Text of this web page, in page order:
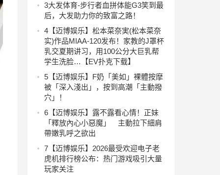
3大发体育-步行者血拼体能G3笑到最
后，大发助力你的致富之路！
4 【迈博娱乐】松本菜奈実(松本菜奈
实)作品MIAA-120发布！家教的J罩杯
乳交夏期讲习，用100公分大巨乳帮
学生洗脸…【EV扑克下载】
5 【迈博娱乐】F奶「美如」裸體按摩
被「深入淺出」，按到高潮「主動撥
穴」！
6 【迈博娱乐】露不露看心情！正妹
「釋放內心小惡魔」 主動拉下細肩
帶嫩乳呼之欲出
7 【迈博娱乐】2026最受欢迎电子老
虎机排行榜公布：热门游戏吸引大量
玩家关注